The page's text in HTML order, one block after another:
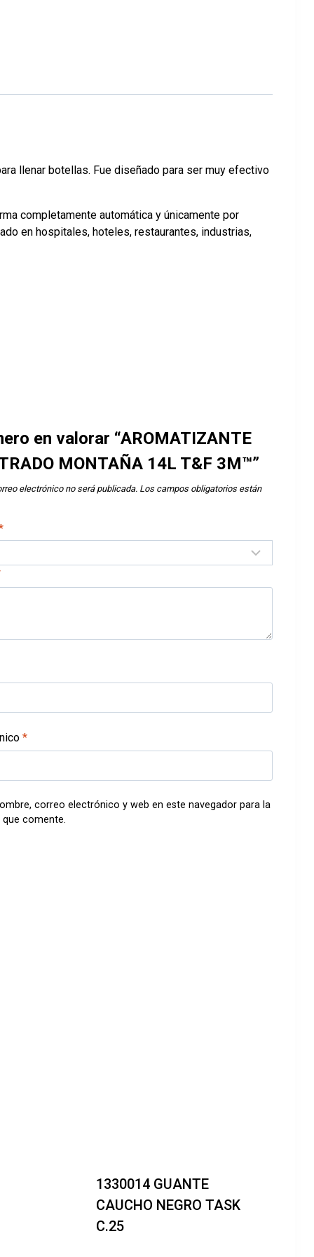
llenar botellas. Fue diseñado para ser muy efectivo
completamente automática y únicamente por
en hospitales, hoteles, restaurantes, industrias,
en valorar “AROMATIZANTE
MONTAÑA 14L T&F 3M™”
electrónico no será publicada. Los campos obligatorios están
*
correo electrónico y web en este navegador para la
comente.
1330014 GUANTE
CAUCHO NEGRO TASK
C.25